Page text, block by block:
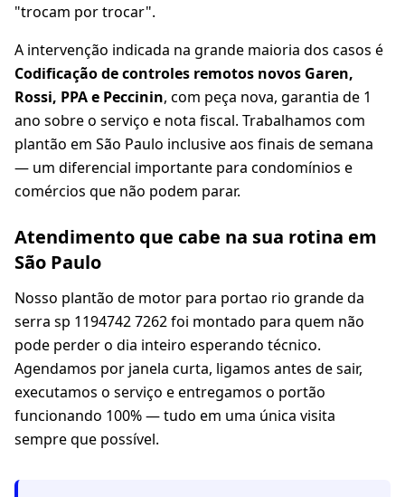
"trocam por trocar".
A intervenção indicada na grande maioria dos casos é
Codificação de controles remotos novos Garen,
Rossi, PPA e Peccinin, com peça nova, garantia de 1
ano sobre o serviço e nota fiscal. Trabalhamos com
plantão em São Paulo inclusive aos finais de semana
— um diferencial importante para condomínios e
comércios que não podem parar.
Atendimento que cabe na sua rotina em
São Paulo
Nosso plantão de motor para portao rio grande da
serra sp 1194742 7262 foi montado para quem não
pode perder o dia inteiro esperando técnico.
Agendamos por janela curta, ligamos antes de sair,
executamos o serviço e entregamos o portão
funcionando 100% — tudo em uma única visita
sempre que possível.